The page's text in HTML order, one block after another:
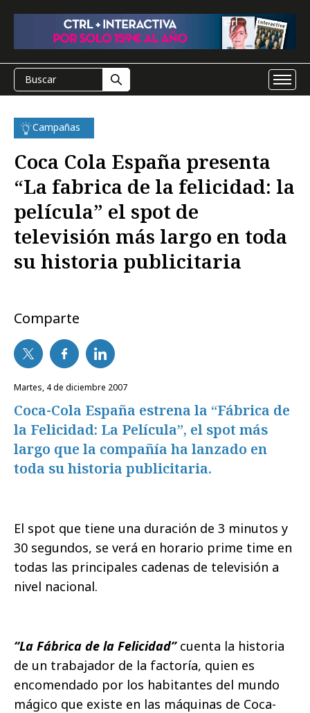
Campañas
Coca Cola España presenta
“La fabrica de la felicidad: la
película” el spot de
televisión más largo en toda
su historia publicitaria
Comparte
martes, 4 de diciembre 2007
Coca-Cola España estrena la “Fábrica de
la Felicidad: La Película”, el spot más
largo que la compañía ha lanzado en
toda su historia publicitaria.
El spot que tiene una duración de 3 minutos y
30 segundos, se verá en horario prime time en
todas las principales cadenas de televisión a
nivel nacional.
“La Fábrica de la Felicidad”cuenta la historia
de un trabajador de la factoría, quien es
encomendado por los habitantes del mundo
mágico que existe en las máquinas de Coca-